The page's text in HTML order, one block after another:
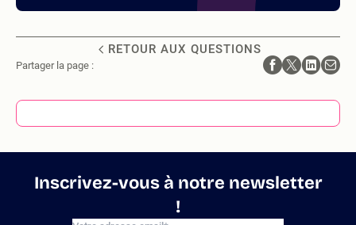
RETOUR AUX QUESTIONS
Partager la page :
Inscrivez-vous à notre newsletter
!